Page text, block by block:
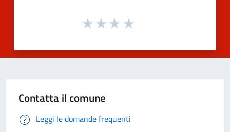
Contatta il comune
Leggi le domande frequenti